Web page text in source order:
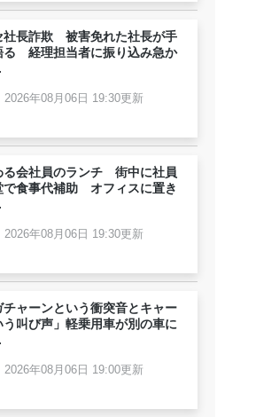
社長詐欺 被害免れた社長が手
る 経理担当者に振り込み急か
2026年08月06日 19:30更新
る会社員のランチ 街中に社員
で食事代補助 オフィスに置き
2026年08月06日 19:30更新
チャーンという衝突音とキャー
う叫び声」軽乗用車が別の車に
2026年08月06日 19:00更新